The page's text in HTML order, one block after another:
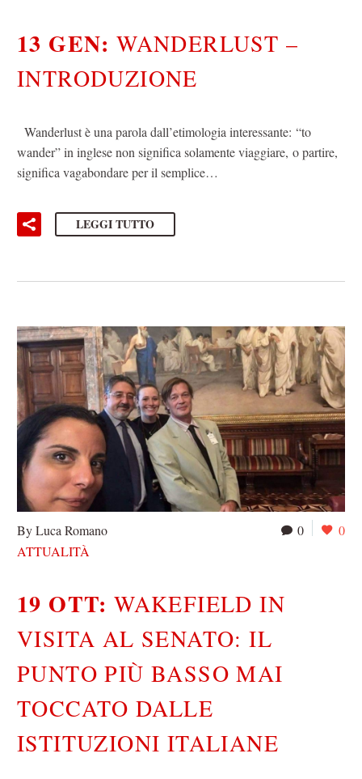
13 GEN:WANDERLUST –
INTRODUZIONE
Wanderlust è una parola dall’etimologia interessante: “to
wander” in inglese non significa solamente viaggiare, o partire,
significa vagabondare per il semplice…
LEGGI TUTTO
0 0
By Luca Romano
ATTUALITÀ
19 OTT:WAKEFIELD IN
VISITA AL SENATO: IL
PUNTO PIÙ BASSO MAI
TOCCATO DALLE
ISTITUZIONI ITALIANE